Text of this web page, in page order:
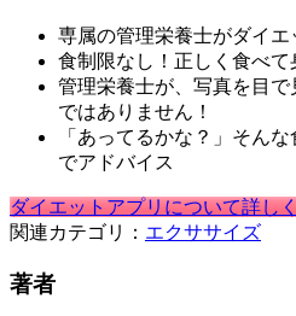
専属の管理栄養士がダイエ
食制限なし！正しく食べ
管理栄養士が、写真を目
ではありません！
「あってるかな？」そん
でアドバイス
ダイエットアプリについて詳し
関連カテゴリ： エクササイズ
著者